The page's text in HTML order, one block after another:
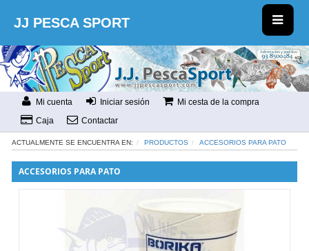
JJ PESCA SPORT
Mi cuenta Iniciar sesión
Mi cesta de la compra
Caja
Contactar
ACTUALMENTE SE ENCUENTRA EN: PRODUCTOS ACCESORIOS PARA PATO
ACCESORIOS PARA PATO